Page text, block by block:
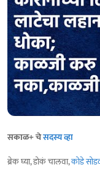
सकाळ+ चेसदस्य व्हा
ब्रेक घ्या, डोकं चालवा,कोडे